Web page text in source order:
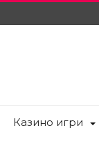
Казино игри